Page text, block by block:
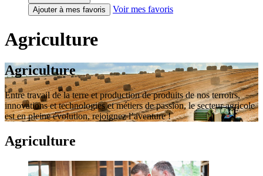
Ajouter à mes favoris
Voir mes favoris
Agriculture
Agriculture
Entre travail de la terre et production de produits de nos terroirs,
innovations et technologies et métiers de passion, le secteur agricole
est en pleine évolution, rejoignez l’aventure !
Agriculture